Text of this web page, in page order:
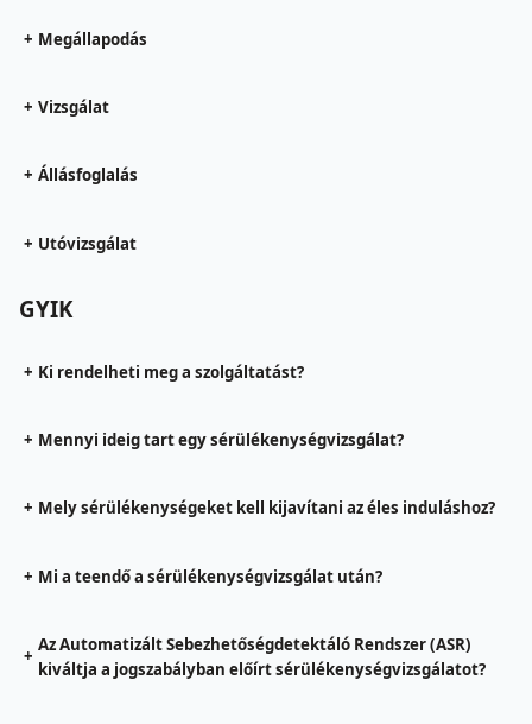
+ Megállapodás
+ Vizsgálat
+ Állásfoglalás
+ Utóvizsgálat
GYIK
+ Ki rendelheti meg a szolgáltatást?
+ Mennyi ideig tart egy sérülékenységvizsgálat?
+ Mely sérülékenységeket kell kijavítani az éles induláshoz?
+ Mi a teendő a sérülékenységvizsgálat után?
+
Az Automatizált Sebezhetőségdetektáló Rendszer (ASR)
kiváltja a jogszabályban előírt sérülékenységvizsgálatot?